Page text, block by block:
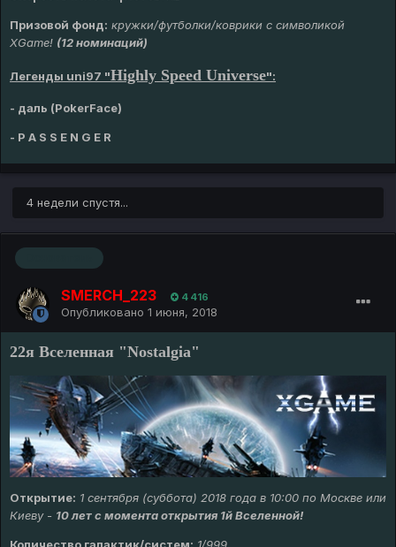
Призовой фонд: кружки/футболки/коврики с символикой
XGame! (12 номинаций)
Легенды uni97 "Highly Speed Universe":
- даль (PokerFace)
- P A S S E N G E R
4 недели спустя...
SMERCH_223 4 416
Опубликовано 1 июня, 2018
22я Вселенная "Nostalgia"
Открытие: 1 сентября (суббота) 2018 года в 10:00 по Москве или
Киеву - 10 лет с момента открытия 1й Вселенной!